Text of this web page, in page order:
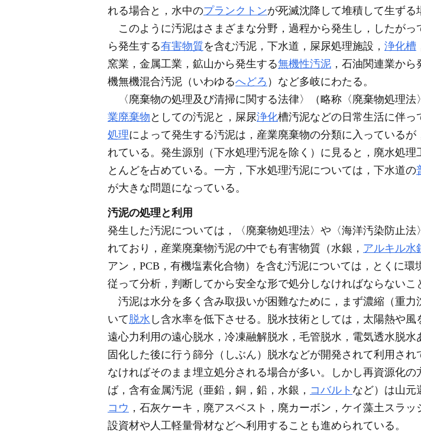
れる場合と，水中のプランクトンが死滅沈降して堆積して生ずる
このように汚泥はさまざまな分野，過程から発生し，したが
ら発生する有害物質を含む汚泥，下水道，屎尿処理施設， 浄化槽
窯業，金属工業，鉱山から発生する無機性汚泥 ，石油関連業から
機無機混合汚泥（いわゆるへどろ ）など多岐にわたる。
〈廃棄物の処理及び清掃に関する法律〉（略称〈廃棄物処理
業廃棄物 としての汚泥と，屎尿浄化槽汚泥などの日常生活に伴っ
処理によって発生する汚泥は，産業廃棄物の分類に入っている
れている。発生源別（下水処理汚泥を除く）に見ると，廃水処
とんどを占めている。一方，下水処理汚泥については，下水道の
が大きな問題になっている。
汚泥の処理と利用
発生した汚泥については，〈廃棄物処理法〉や〈海洋汚染防止
れており，産業廃棄物汚泥の中でも有害物質（水銀， アルキル水
アン，PCB，有機塩素化合物）を含む汚泥については，とくに
従って分析，判断してから安全な形で処分しなければならないこ
汚泥は水分を多く含み取扱いが困難なために，まず濃縮（重力
いて脱水 し含水率を低下させる。脱水技術としては，太陽熱や
遠心力利用の遠心脱水，冷凍融解脱水，毛管脱水，電気透水脱
固化した後に行う篩分（しぶん）脱水などが開発されて利用され
なければそのまま埋立処分される場合が多い。しかし再資源化
ば，含有金属汚泥（亜鉛，銅，鉛，水銀， コバルト など）は山元
コウ ，石灰ケーキ，廃アスベスト，廃カーボン，ケイ藻土スラ
設資材や人工軽量骨材などへ利用することも進められている。